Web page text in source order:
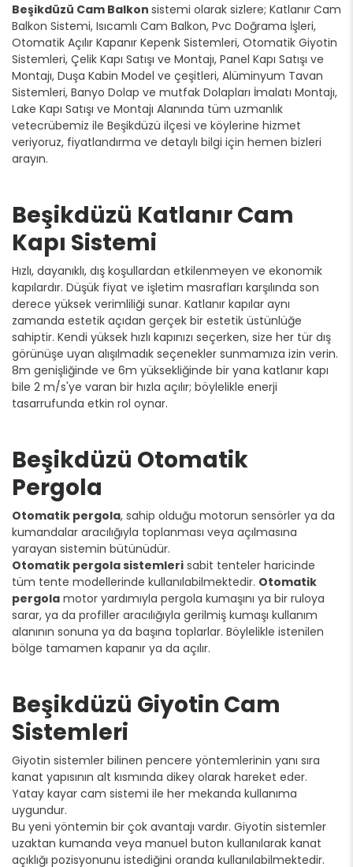
Beşikdüzü Cam Balkon sistemi olarak sizlere; Katlanır Cam
Balkon Sistemi, Isıcamlı Cam Balkon, Pvc Doğrama İşleri,
Otomatik Açılır Kapanır Kepenk Sistemleri, Otomatik Giyotin
Sistemleri, Çelik Kapı Satışı ve Montajı, Panel Kapı Satışı ve
Montajı, Duşa Kabin Model ve çeşitleri, Alüminyum Tavan
Sistemleri, Banyo Dolap ve mutfak Dolapları İmalatı Montajı,
Lake Kapı Satışı ve Montajı Alanında tüm uzmanlık
vetecrübemiz ile Beşikdüzü ilçesi ve köylerine hizmet
veriyoruz, fiyatlandırma ve detaylı bilgi için hemen bizleri
arayın.
Beşikdüzü Katlanır Cam
Kapı Sistemi
Hızlı, dayanıklı, dış koşullardan etkilenmeyen ve ekonomik
kapılardır. Düşük fiyat ve işletim masrafları karşılında son
derece yüksek verimliliği sunar. Katlanır kapılar aynı
zamanda estetik açıdan gerçek bir estetik üstünlüğe
sahiptir. Kendi yüksek hızlı kapınızı seçerken, size her tür dış
görünüşe uyan alışılmadık seçenekler sunmamıza izin verin.
8m genişliğinde ve 6m yüksekliğinde bir yana katlanır kapı
bile 2 m/s'ye varan bir hızla açılır; böylelikle enerji
tasarrufunda etkin rol oynar.
Beşikdüzü Otomatik
Pergola
Otomatik pergola, sahip olduğu motorun sensörler ya da
kumandalar aracılığıyla toplanması veya açılmasına
yarayan sistemin bütünüdür.
Otomatik pergola sistemleri sabit tenteler haricinde
tüm tente modellerinde kullanılabilmektedir. Otomatik
pergola motor yardımıyla pergola kumaşını ya bir ruloya
sarar, ya da profiller aracılığıyla gerilmiş kumaşı kullanım
alanının sonuna ya da başına toplarlar. Böylelikle istenilen
bölge tamamen kapanır ya da açılır.
Beşikdüzü Giyotin Cam
Sistemleri
Giyotin sistemler bilinen pencere yöntemlerinin yanı sıra
kanat yapısının alt kısmında dikey olarak hareket eder.
Yatay kayar cam sistemi ile her mekanda kullanıma
uygundur.
Bu yeni yöntemin bir çok avantajı vardır. Giyotin sistemler
uzaktan kumanda veya manuel buton kullanılarak kanat
açıklığı pozisyonunu istediğini oranda kullanılabilmektedir.